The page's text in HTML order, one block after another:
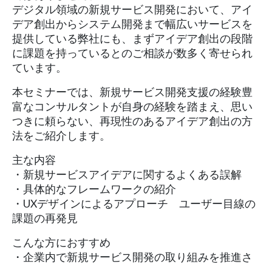
デジタル領域の新規サービス開発において、アイ
デア創出からシステム開発まで幅広いサービスを
提供している弊社にも、まずアイデア創出の段階
に課題を持っているとのご相談が数多く寄せられ
ています。
本セミナーでは、新規サービス開発支援の経験豊
富なコンサルタントが自身の経験を踏まえ、思い
つきに頼らない、再現性のあるアイデア創出の方
法をご紹介します。
主な内容
・新規サービスアイデアに関するよくある誤解
・具体的なフレームワークの紹介
・UXデザインによるアプローチ ユーザー目線の
課題の再発見
こんな方におすすめ
・企業内で新規サービス開発の取り組みを推進さ